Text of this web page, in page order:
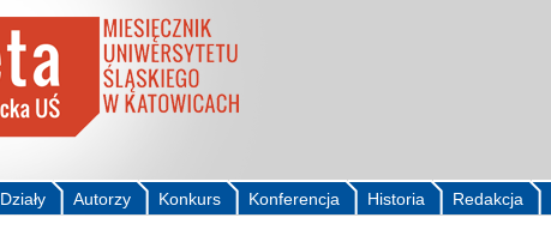
Redakcja
Historia
Konferencja
Konkurs
Autorzy
Działy